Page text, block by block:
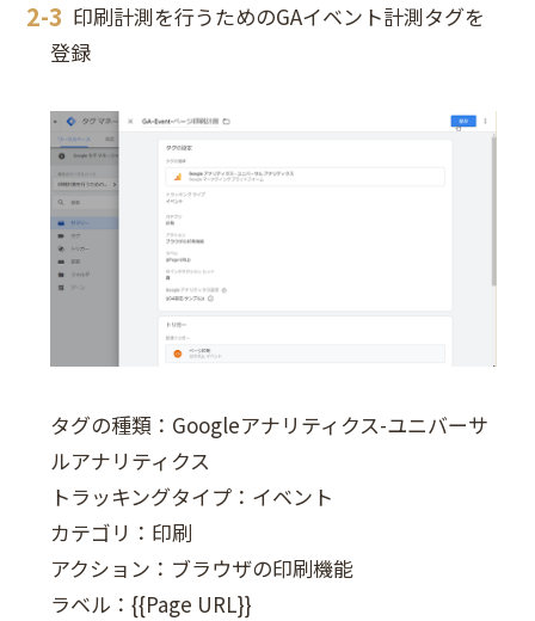
印刷計測を行うためのGAイベント計測タグを
登録
タグの種類：Googleアナリティクス-ユニバーサ
ルアナリティクス
トラッキングタイプ：イベント
カテゴリ：印刷
アクション：ブラウザの印刷機能
ラベル：{{Page URL}}